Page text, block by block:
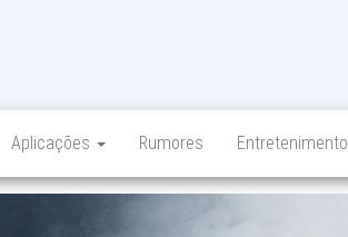
Aplicações Rumores Entretenimento